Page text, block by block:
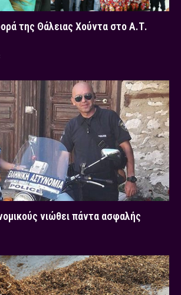
της Θάλειας Χούντα στο Α.Τ.
νιώθει πάντα ασφαλής